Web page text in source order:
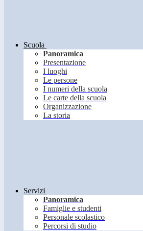
Scuola
Panoramica
Presentazione
I luoghi
Le persone
I numeri della scuola
Le carte della scuola
Organizzazione
La storia
Servizi
Panoramica
Famiglie e studenti
Personale scolastico
Percorsi di studio